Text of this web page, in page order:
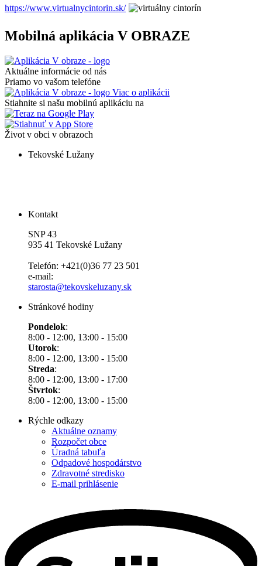
https://www.virtualnycintorin.sk/
Mobilná aplikácia V OBRAZE
Aktuálne informácie od nás
Priamo vo vašom telefóne
Viac o aplikácii
Stiahnite si našu mobilnú aplikáciu na
Život v obci v obrazoch
Tekovské Lužany
Kontakt
SNP 43
935 41 Tekovské Lužany
Telefón: +421(0)36 77 23 501
e-mail:
starosta@tekovskeluzany.sk
Stránkové hodiny
Pondelok:
8:00 - 12:00, 13:00 - 15:00
Utorok:
8:00 - 12:00, 13:00 - 15:00
Streda:
8:00 - 12:00, 13:00 - 17:00
Štvrtok:
8:00 - 12:00, 13:00 - 15:00
Rýchle odkazy
Aktuálne oznamy
Rozpočet obce
Úradná tabuľa
Odpadové hospodárstvo
Zdravotné stredisko
E-mail prihlásenie